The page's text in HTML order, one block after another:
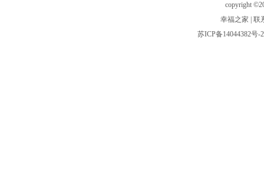
copyright
幸福之家
联
苏ICP备14044382号-2